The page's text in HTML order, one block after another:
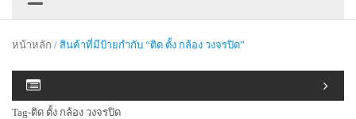
หน้าหลัก / สินค้าที่มีป้ายกำกับ “ติด ตั้ง กล้อง วงจรปิด”
Tag-ติด ตั้ง กล้อง วงจรปิด